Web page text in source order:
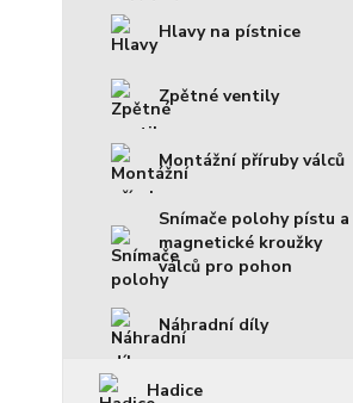
Hlavy na pístnice
Zpětné ventily
Montážní příruby válců
Snímače polohy pístu a
magnetické kroužky
válců pro pohon
Náhradní díly
Hadice